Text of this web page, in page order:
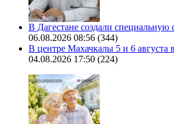
В Дагестане создали
06.08.2026 08:56 (344)
В центре Махачкалы 5 и 6
04.08.2026 17:50 (224)